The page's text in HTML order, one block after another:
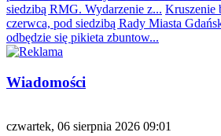
siedzibą RMG. Wydarzenie z... Kruszenie
czerwca, pod siedzibą Rady Miasta
odbędzie się pikieta zbuntow...
Wiadomości
czwartek, 06 sierpnia 2026 09:01